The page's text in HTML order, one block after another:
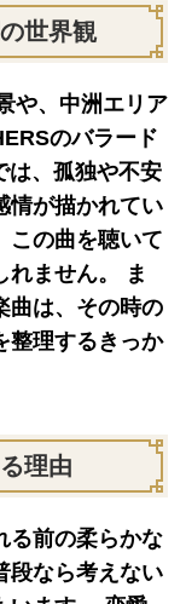
世界観
や、中洲エリア
のバラード
は、孤独や不安
情が描かれてい
この曲を聴いて
れません。 ま
曲は、その時の
整理するきっか
理由
る前の柔らかな
段なら考えない